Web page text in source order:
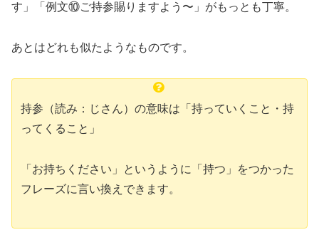
す」「例文⑩ご持参賜りますよう〜」がもっとも丁寧。
あとはどれも似たようなものです。
持参（読み：じさん）の意味は「持っていくこと・持
ってくること」
「お持ちください」というように「持つ」をつかった
フレーズに言い換えできます。